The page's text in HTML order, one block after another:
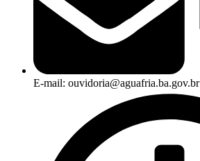
E-mail: ouvidoria@aguafria.ba.gov.br